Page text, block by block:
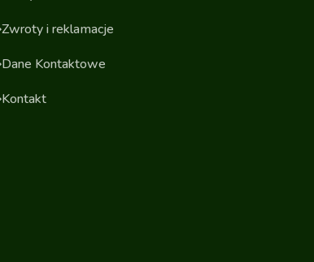
Zwroty i reklamacje
Dane Kontaktowe
Kontakt